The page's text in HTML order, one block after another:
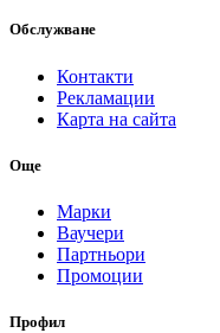
Обслужване
Контакти
Рекламации
Карта на сайта
Още
Марки
Ваучери
Партньори
Промоции
Профил